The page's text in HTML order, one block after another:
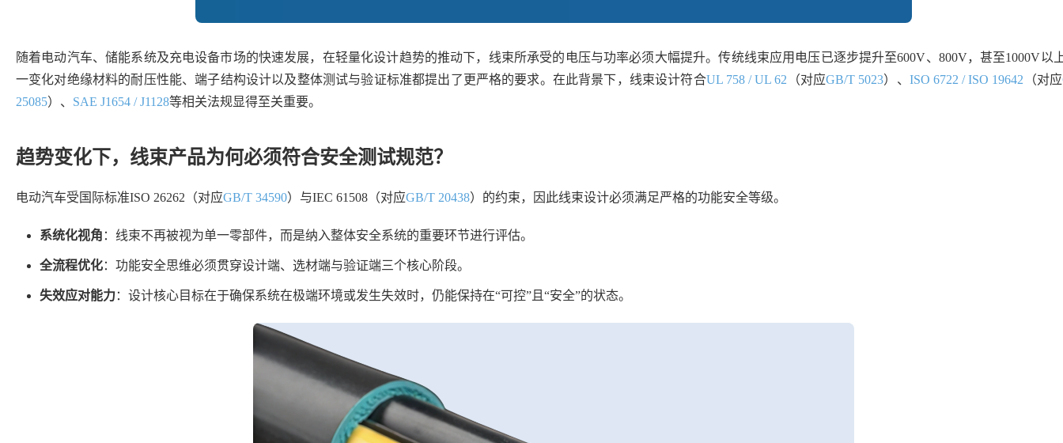
随着电动汽车、储能系统及充电设备市场的快速发展，在轻量化设计趋势的推动下，线束所承受的电压与功率必须大幅提升。传统线束应用电压已逐步提升至600V、800V，甚至1000V以
一变化对绝缘材料的耐压性能、端子结构设计以及整体测试与验证标准都提出了更严格的要求。在此背景下，线束设计符合UL 758 / UL 62 （对应GB/T 5023）、 ISO 6722 / ISO 19642 （对应
25085）、 SAE J1654 / J1128等相关法规显得至关重要。
趋势变化下，线束产品为何必须符合安全测试规范？
电动汽车受国际标准ISO 26262（对应GB/T 34590）与IEC 61508（对应GB/T 20438）的约束，因此线束设计必须满足严格的功能安全等级。
系统化视角 ：线束不再被视为单一零部件，而是纳入整体安全系统的重要环节进行评估。
全流程优化：功能安全思维必须贯穿设计端、选材端与验证端三个核心阶段。
失效应对能力：设计核心目标在于确保系统在极端环境或发生失效时，仍能保持在“可控”且“安全”的状态。